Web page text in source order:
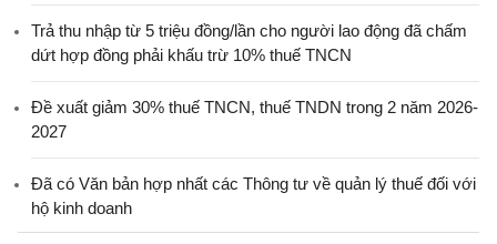
Trả thu nhập từ 5 triệu đồng/lần cho người lao động đã chấm
dứt hợp đồng phải khấu trừ 10% thuế TNCN
Đề xuất giảm 30% thuế TNCN, thuế TNDN trong 2 năm 2026-
2027
Đã có Văn bản hợp nhất các Thông tư về quản lý thuế đối với
hộ kinh doanh